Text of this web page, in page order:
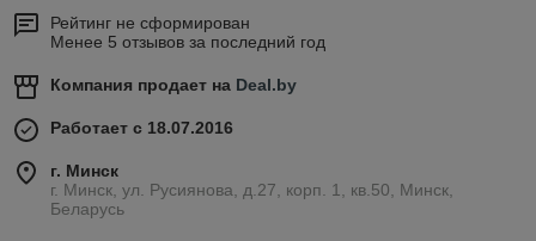
Рейтинг не сформирован
Менее 5 отзывов за последний год
Компания продает на Deal.by
Работает с 18.07.2016
г. Минск
г. Минск, ул. Русиянова, д.27, корп. 1, кв.50, Минск,
Беларусь